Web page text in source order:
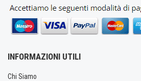
INFORMAZIONI UTILI
Chi Siamo